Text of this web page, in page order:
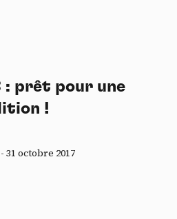
: prêt pour une
!
31 octobre 2017